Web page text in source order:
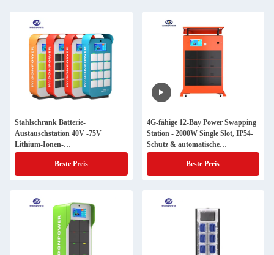
Stahlschrank Batterie-
Austauschstation 40V -75V
Lithium-Ionen-
Stromwechselstationen
Beste Preis
4G-fähige 12-Bay Power Swapping
Station - 2000W Single Slot, IP54-
Schutz & automatische
Brandunterdrückung
Batteriewechselstation
Beste Preis